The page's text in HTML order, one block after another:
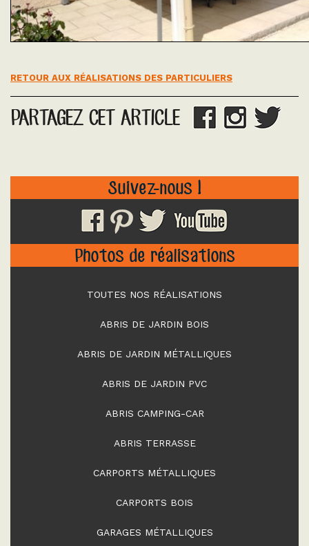
RETOUR AUX RÉALISATIONS DES PARTICULIERS
PARTAGEZ CET ARTICLE
Suivez-nous !
Photos de réalisations
TOUTES NOS RÉALISATIONS
ABRIS DE JARDIN BOIS
ABRIS DE JARDIN MÉTALLIQUES
ABRIS DE JARDIN PVC
ABRIS CAMPING-CAR
ABRIS TERRASSE
CARPORTS MÉTALLIQUES
CARPORTS BOIS
GARAGES MÉTALLIQUES